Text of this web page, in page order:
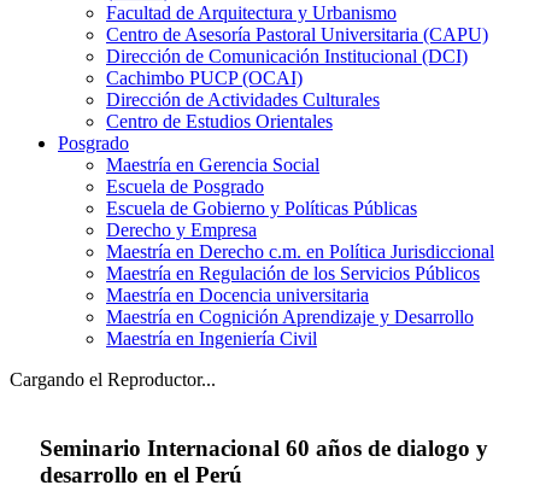
Facultad de Arquitectura y Urbanismo
Centro de Asesoría Pastoral Universitaria (CAPU)
Dirección de Comunicación Institucional (DCI)
Cachimbo PUCP (OCAI)
Dirección de Actividades Culturales
Centro de Estudios Orientales
Posgrado
Maestría en Gerencia Social
Escuela de Posgrado
Escuela de Gobierno y Políticas Públicas
Derecho y Empresa
Maestría en Derecho c.m. en Política Jurisdiccional
Maestría en Regulación de los Servicios Públicos
Maestría en Docencia universitaria
Maestría en Cognición Aprendizaje y Desarrollo
Maestría en Ingeniería Civil
Cargando el Reproductor...
Seminario Internacional 60 años de dialogo y
desarrollo en el Perú